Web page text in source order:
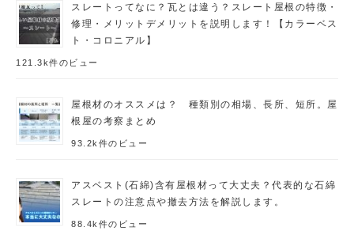
スレートってなに？瓦とは違う？スレート屋根の特徴・
修理・メリットデメリットを説明します！【カラーベス
ト・コロニアル】
121.3k件のビュー
屋根材のオススメは？ 種類別の相場、長所、短所。屋
根屋の考察まとめ
93.2k件のビュー
アスベスト(石綿)含有屋根材って大丈夫？代表的な石綿
スレートの注意点や撤去方法を解説します。
88.4k件のビュー